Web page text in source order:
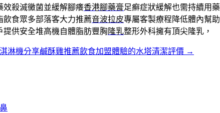
效殺滅黴菌並緩解腳癢香港腳藥膏足癬症狀緩解也需持續用
食眾多部落客大力推薦音波拉皮專屬客製療程降低體內幫
供安全堆高機自體脂肪豐胸 隆乳整形外科擁有頂尖隆乳，
淋機分享鹹酥雞推薦飲食加盟體驗的水塔清潔評價 →